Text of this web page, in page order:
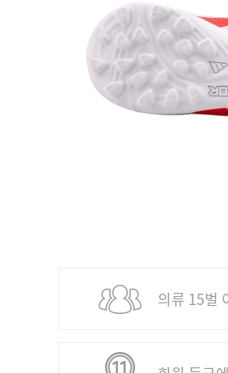
의류 15벌